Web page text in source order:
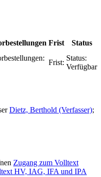
Frist
Status
Frist:
Status:
Verfügbar
Dietz, Berthold (Verfasser);
Zugang zum Volltext
HV, IAG, IFA und IPA